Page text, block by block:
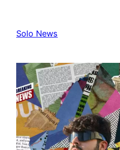
content
Solo News